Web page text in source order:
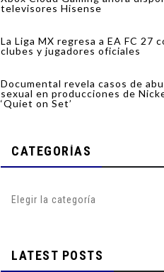
televisores Hisense
La Liga MX regresa a EA FC 27
clubes y jugadores oficiales
Documental revela casos de
sexual en producciones de
‘Quiet on Set’
CATEGORÍAS
LATEST POSTS